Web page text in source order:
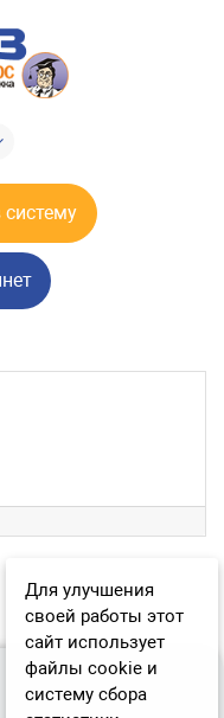
систему
Для улучшения
своей работы этот
сайт использует
файлы cookie и
систему сбора